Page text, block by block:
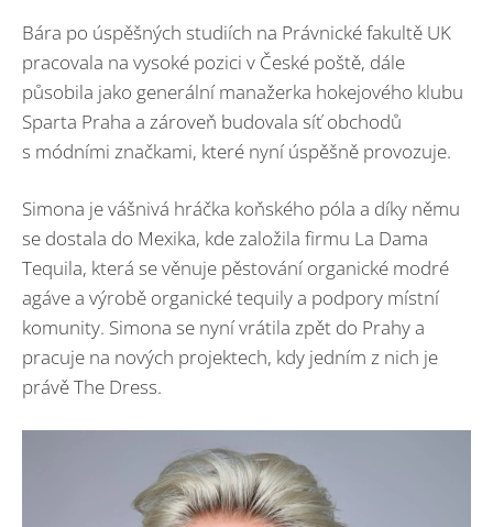
Bára po úspěšných studiích na Právnické fakultě UK
pracovala na vysoké pozici v České poště, dále
působila jako generální manažerka hokejového klubu
Sparta Praha a zároveň budovala síť obchodů
s módními značkami, které nyní úspěšně provozuje.
Simona je vášnivá hráčka koňského póla a díky němu
se dostala do Mexika, kde založila firmu La Dama
Tequila, která se věnuje pěstování organické modré
agáve a výrobě organické tequily a podpory místní
komunity. Simona se nyní vrátila zpět do Prahy a
pracuje na nových projektech, kdy jedním z nich je
právě The Dress.